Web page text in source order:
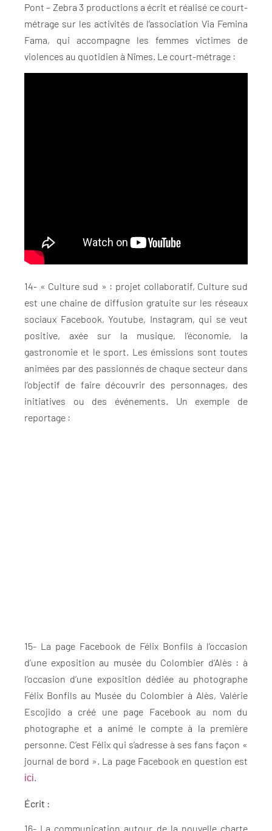
Pont – Zebra 3 productions a écrit et réalisé ce court-
métrage sur les activités de l’association Via Femina
Fama, qui accompagne les femmes victimes de
violences au quotidien à Nîmes. Le court-métrage :
14- « Culture sud » : projet collaboratif, Culture sud
est une chaine de diffusion gratuite sur les réseaux
sociaux Facebook, Youtube, Instagram, qui se veut
positive, axée sur la musique, l’économie, la
gastronomie et le sport. Les émissions sont toutes
animées par des passionnés de chaque secteur dans
l’objectif de faire découvrir des personnages, des
initiatives ou des événements. Un exemple de
reportage :
15- La page Facebook de Félix Bonfils à l’occasion
d’une exposition au musée du Colombier d’Alès : à
l’occasion d’une exposition dédiée au photographe
Félix Bonfils au Musée du Colombier à Alès, Valérie
Escojido a créé une page Facebook au nom du
photographe et a animé le compte à la première
personne. C’est Félix qui s’adresse à ses fans façon «
journal de bord ». La page Facebook en question est
ici.
Écrit :
16- La communication autour de la nouvelle charte